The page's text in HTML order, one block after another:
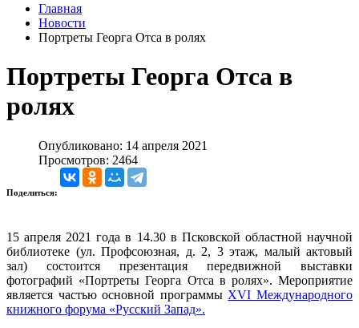
Главная
Новости
Портреты Георга Отса в ролях
Портреты Георга Отса в
ролях
Опубликовано: 14 апреля 2021
Просмотров: 2464
Поделиться:
15 апреля 2021 года в 14.30 в Псковской областной научной
библиотеке (ул. Профсоюзная, д. 2, 3 этаж, малый актовый
зал) состоится презентация передвижной выставки
фотографий «Портреты Георга Отса в ролях». Мероприятие
является частью основной программы XVI Международного
книжного форума «Русский Запад».